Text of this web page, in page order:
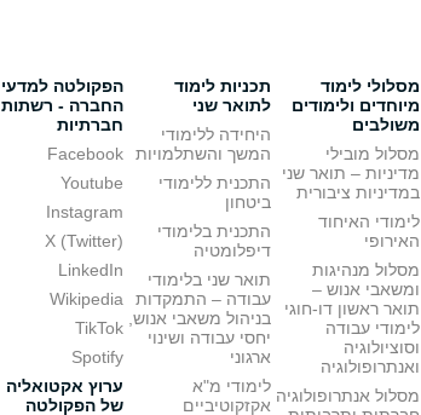
מסלולי לימוד
מיוחדים ולימודים
משולבים
מסלול מובילי
מדיניות – תואר שני
במדיניות ציבורית
לימודי האיחוד
האירופי
מסלול מנהיגות
ומשאבי אנוש –
תואר ראשון דו-חוגי
לימודי עבודה
וסוציולוגיה
ואנתרופולוגיה
מסלול אנתרופולוגיה
תכניות לימוד
לתואר שני
היחידה ללימודי
המשך והשתלמויות
התכנית ללימודי
ביטחון
התכנית בלימודי
דיפלומטיה
תואר שני בלימודי
עבודה – התמקדות
בניהול משאבי אנוש,
יחסי עבודה ושינוי
ארגוני
לימודי מ"א
אקזקוטיביים
הפקולטה למדעי
החברה - רשתות
חברתיות
Facebook
Youtube
Instagram
X (Twitter)
LinkedIn
Wikipedia
TikTok
Spotify
ערוץ אקטואליה
של הפקולטה